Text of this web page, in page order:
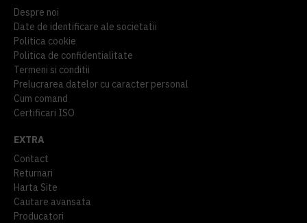
Despre noi
Date de identificare ale societatii
Politica cookie
Politica de confidentialitate
Termeni si conditii
Prelucrarea datelor cu caracter personal
Cum comand
Certificari ISO
EXTRA
Contact
Returnari
Harta Site
Cautare avansata
Producatori